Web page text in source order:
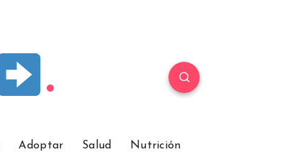
Adoptar Salud Nutrición